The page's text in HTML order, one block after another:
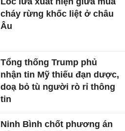
cháy rừng khốc liệt ở châu
Âu
Tổng thống Trump phủ
nhận tin Mỹ thiếu đạn dược,
doạ bỏ tù người rò rỉ thông
tin
Ninh Bình chốt phương án